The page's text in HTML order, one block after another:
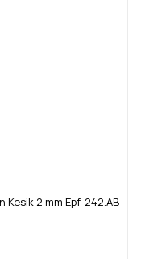
Kesik 2 mm Epf-242.AB